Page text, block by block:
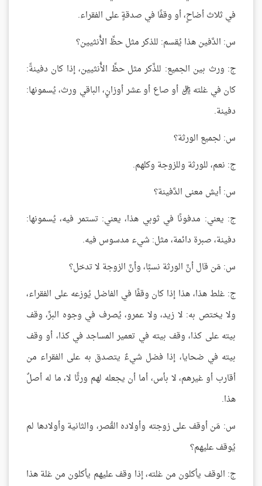
في ثلاث أضاحٍ، أو وقفًا في صدقةٍ على الفقراء.
س: الدَّفين هذا يُقسم: للذكر مثل حظِّ الأُنثيين؟
ج: ورث بين الجميع: للذَّكر مثل حظِّ الأُنثيين، إذا كان دفينةً:
كان في غلته ريال أو صاع أو عشر أوزانٍ، الباقي ورث، يُسمونها:
دفينة.
س: لجميع الورثة؟
ج: نعم، للورثة وللزوجة وكلهم.
س: أيش معنى الدَّفينة؟
ج: يعني: مدفونًا في ثوبي هذا، يعني: تستمر فيه، يُسمونها:
دفينة، صبرة دائمة، مثل: شيء مدسوس فيه.
س: مَن قال أنَّ الورثة نسبًا، وأنَّ الزوجة لا تدخل؟
ج: غلط هذا، هذا إذا كان وقفًا في الفاضل يُوزعه على الفقراء،
ولا يختص به: لا زيد، ولا عمرو، يُصرف في وجوه البرِّ، وقف
بيته على كذا، وقف بيته في تعمير المساجد في كذا، أو وقف
بيته في ضحايا، إذا فضل شيءٌ يتصدق به على الفقراء من
أقارب أو غيرهم، لا بأس، أما أن يجعله لهم ورثًا لا، ما له أصلٌ
هذا.
س: مَن أوقف على زوجته وأولاده القُصر، والثانية وأولادها لم
يُوقف عليهم؟
ج: الوقف يأكلون من غلته، إذا وقف عليهم يأكلون من غلة هذا